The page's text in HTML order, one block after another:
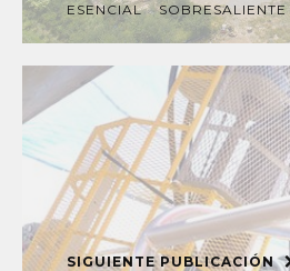
ESENCIAL SOBRESALIENTE
SIGUIENTE PUBLICACIÓN